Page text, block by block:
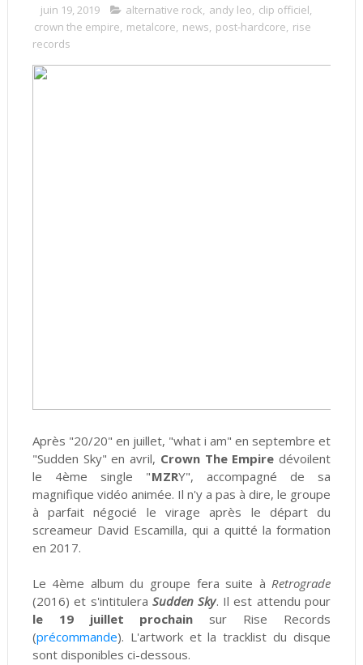
juin 19, 2019 alternative rock, andy leo, clip officiel,
crown the empire, metalcore, news, post-hardcore, rise
records
Après "20/20" en juillet, "what i am" en septembre et
"Sudden Sky" en avril, Crown The Empire dévoilent
le 4ème single "MZRY", accompagné de sa
magnifique vidéo animée. Il n'y a pas à dire, le groupe
à parfait négocié le virage après le départ du
screameur David Escamilla, qui a quitté la formation
en 2017.
Le 4ème album du groupe fera suite àRetrograde
(2016) et s'intituleraSudden Sky. Il est attendu pour
le 19 juillet prochain sur Rise Records
(précommande). L'artwork et la tracklist du disque
sont disponibles ci-dessous.